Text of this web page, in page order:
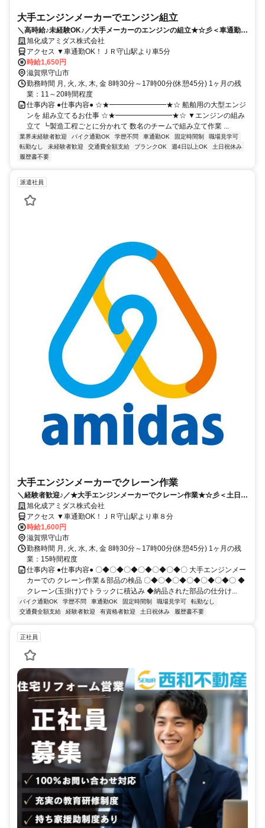
大手エンジンメーカーでエンジン組立
＼高時給♪未経験OK♪／大手メーカーのエンジンの組立★☆彡＜車通勤
OK・土日祝休み＞
旭化成アミダス株式会社
アクセス ▼車通勤OK！ＪＲ守山駅より車5分
時給1,650円
滋賀県守山市
勤務時間 月, 火, 水, 木, 金 8時30分～17時00分(休憩45分) 1ヶ月の残
業：11～20時間程度
仕事内容 ●仕事内容● ☆★━━━━━━━━★☆ 船舶用の大型エンジ
ンを 組み立てるお仕事 ☆★━━━━━━━━★☆ ▼エンジンの組み
立て ┗製造工程ごとに分かれて 数名のチームで組み立て作業 ...
業界未経験者歓迎 バイク通勤OK 学歴不問 車通勤OK 固定時間制
職場見学可
転勤なし
未経験者歓迎 交通費全額支給 ブランクOK 週4日以上OK
土日祝休み
履歴書不要
派遣社員
大手エンジンメーカーでクレーン作業
＼経験者歓迎♪／★大手エンジンメーカーでクレーン作業★☆彡＜土日祝
休＞旭化成アミダス株式会社
アクセス ▼車通勤OK！ＪＲ守山駅より車８分
時給1,600円
滋賀県守山市
勤務時間 月, 火, 水, 木, 金 8時30分～17時00分(休憩45分) 1ヶ月の残
業：15時間程度
仕事内容 ●仕事内容● 〇◆〇◆〇◆〇◆〇◆〇◆〇 大手エンジンメー
カーでの クレーン作業＆部品の検品 〇◆〇◆〇◆〇◆〇◆〇◆〇 ◆
クレーン(玉掛け)でトラックに積込み ◆納品された部品の仕分け...
バイク通勤OK 学歴不問 車通勤OK 固定時間制 職場見学可
転勤なし
交通費全額支給
経験者歓迎 有資格者歓迎 土日祝休み 履歴書不要
正社員